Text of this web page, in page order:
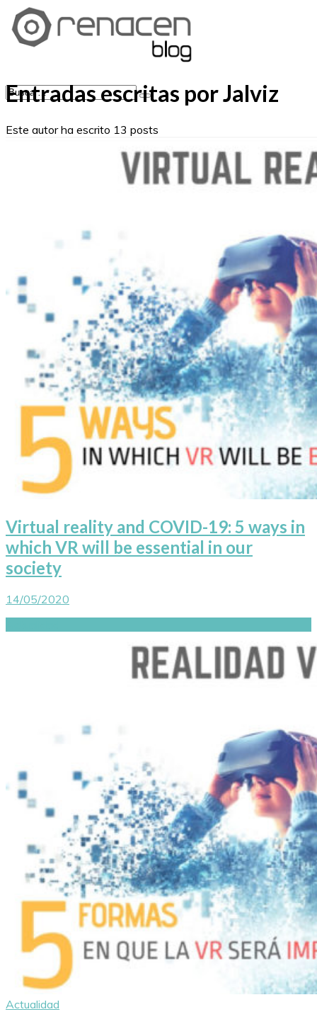
Entradas escritas por Jalviz
Este autor ha escrito 13 posts
Virtual reality and COVID-19: 5 ways in
which VR will be essential in our
society
14/05/2020
Actualidad